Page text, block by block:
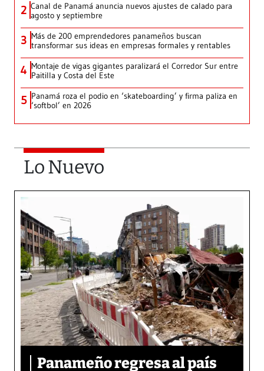
2 Canal de Panamá anuncia nuevos ajustes de calado para
agosto y septiembre
3 Más de 200 emprendedores panameños buscan
transformar sus ideas en empresas formales y rentables
4 Montaje de vigas gigantes paralizará el Corredor Sur entre
Paitilla y Costa del Este
5 Panamá roza el podio en ‘skateboarding’ y firma paliza en
‘softbol’ en 2026
Lo Nuevo
Panameño regresa al país